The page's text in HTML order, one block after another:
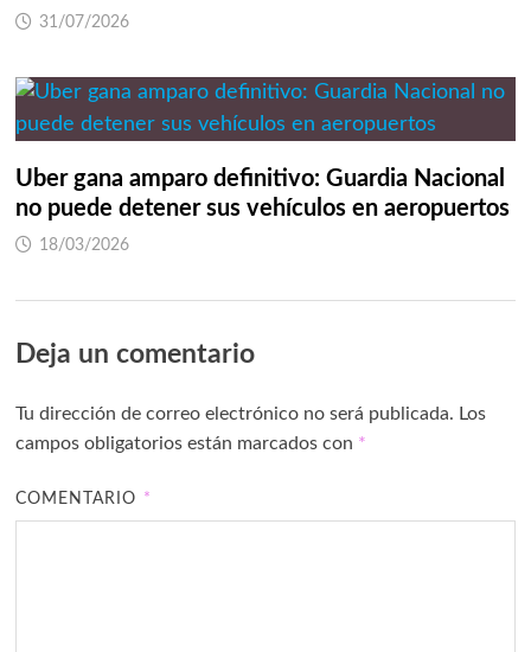
31/07/2026
Uber gana amparo definitivo: Guardia Nacional
no puede detener sus vehículos en aeropuertos
18/03/2026
Deja un comentario
Tu dirección de correo electrónico no será publicada. Los
campos obligatorios están marcados con *
COMENTARIO *